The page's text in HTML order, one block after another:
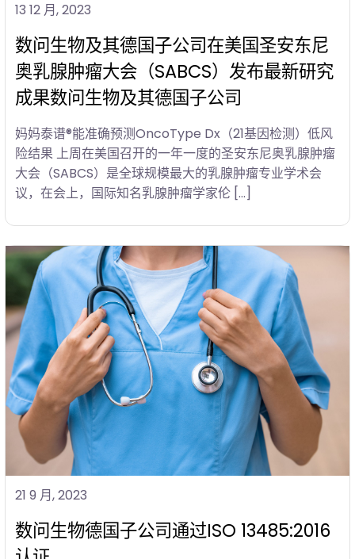
13 12 月, 2023
数问生物及其德国子公司在美国圣安东尼
奥乳腺肿瘤大会（SABCS）发布最新研究
成果数问生物及其德国子公司
妈妈泰谱®能准确预测OncoType Dx（21基因检测）低风
险结果 上周在美国召开的一年一度的圣安东尼奥乳腺肿瘤
大会（SABCS）是全球规模最大的乳腺肿瘤专业学术会
议，在会上，国际知名乳腺肿瘤学家伦 […]
21 9 月, 2023
数问生物德国子公司通过ISO 13485:2016